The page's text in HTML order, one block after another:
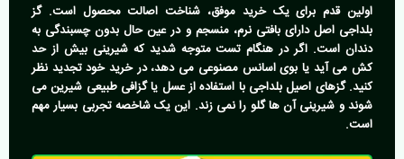
اولین قدم برای یک خرید موفق، شناخت اصالت محصول است.گز
بلداجی اصلدارای بافتی نرم، منسجم و در عین حال بدون چسبندگی به
دندان است. اگر در هنگام تست متوجه شدید که شیرینی بیش از حد
کش می آید یا بوی اسانس مصنوعی می دهد، در خرید خود تجدید نظر
کنید. گزهای اصیل بلداجی با استفاده از عسل یا گزافی طبیعی شیرین می
شوند و شیرینی آن ها گلو را نمی زند. این یک شاخصه تجربی بسیار مهم
است.